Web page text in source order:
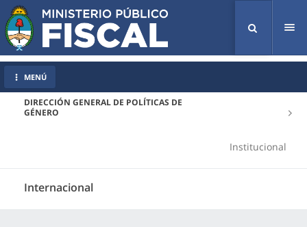
DIRECCIÓN GENERAL DE POLÍTICAS DE
GÉNERO
Institucional
Internacional
MENÚ